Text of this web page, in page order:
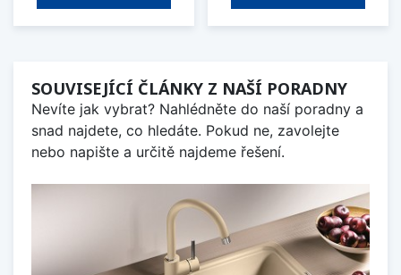
SOUVISEJÍCÍ ČLÁNKY Z NAŠÍ PORADNY
Nevíte jak vybrat? Nahlédněte do naší poradny a
snad najdete, co hledáte. Pokud ne, zavolejte
nebo napište a určitě najdeme řešení.